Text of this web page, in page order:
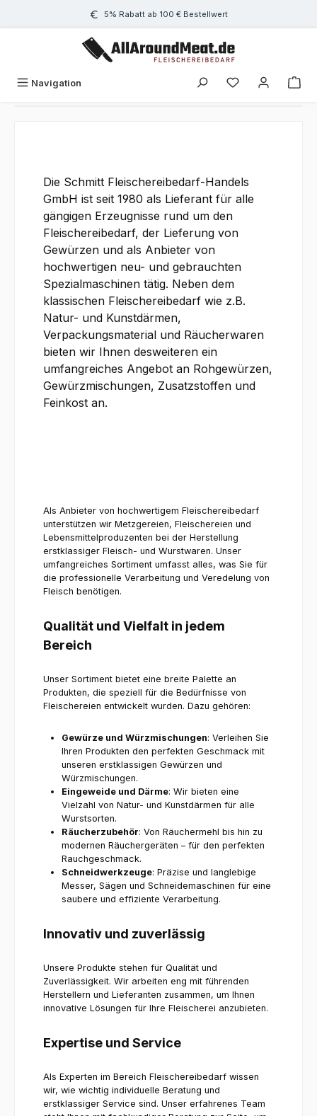
Zum Hauptinhalt springen5% Rabatt ab 100 € Bestellwert
Navigation
Die Schmitt Fleischereibedarf-Handels
GmbH ist seit 1980 als Lieferant für alle
gängigen Erzeugnisse rund um den
Fleischereibedarf, der Lieferung von
Gewürzen und als Anbieter von
hochwertigen neu- und gebrauchten
Spezialmaschinen tätig. Neben dem
klassischen Fleischereibedarf wie z.B.
Natur- und Kunstdärmen,
Verpackungsmaterial und Räucherwaren
bieten wir Ihnen desweiteren ein
umfangreiches Angebot an Rohgewürzen,
Gewürzmischungen, Zusatzstoffen und
Feinkost an.
Als Anbieter von hochwertigem Fleischereibedarf
unterstützen wir Metzgereien, Fleischereien und
Lebensmittelproduzenten bei der Herstellung
erstklassiger Fleisch- und Wurstwaren. Unser
umfangreiches Sortiment umfasst alles, was Sie für
die professionelle Verarbeitung und Veredelung von
Fleisch benötigen.
Qualität und Vielfalt in jedem
Bereich
Unser Sortiment bietet eine breite Palette an
Produkten, die speziell für die Bedürfnisse von
Fleischereien entwickelt wurden. Dazu gehören:
Gewürze und Würzmischungen: Verleihen Sie
Ihren Produkten den perfekten Geschmack mit
unseren erstklassigen Gewürzen und
Würzmischungen.
Eingeweide und Därme: Wir bieten eine
Vielzahl von Natur- und Kunstdärmen für alle
Wurstsorten.
Räucherzubehör: Von Räuchermehl bis hin zu
modernen Räuchergeräten – für den perfekten
Rauchgeschmack.
Schneidwerkzeuge: Präzise und langlebige
Messer, Sägen und Schneidemaschinen für eine
saubere und effiziente Verarbeitung.
Innovativ und zuverlässig
Unsere Produkte stehen für Qualität und
Zuverlässigkeit. Wir arbeiten eng mit führenden
Herstellern und Lieferanten zusammen, um Ihnen
innovative Lösungen für Ihre Fleischerei anzubieten.
Expertise und Service
Als Experten im Bereich Fleischereibedarf wissen
wir, wie wichtig individuelle Beratung und
erstklassiger Service sind. Unser erfahrenes Team